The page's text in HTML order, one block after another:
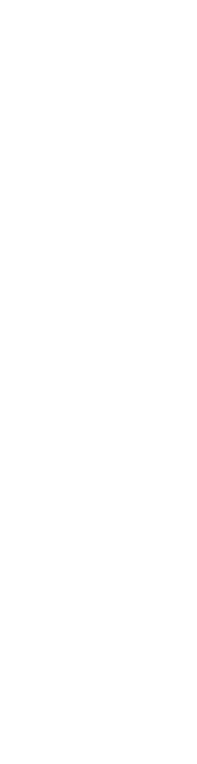
Mata a su expareja en
El Boreham Wood,
rechaza una oferta
La familia
Nuevo récord de
comunidad supera los 8,7
Agrede sexualmente a
por Instagram: dos años